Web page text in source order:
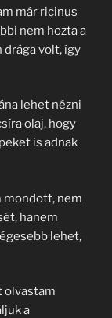
már ricinus
nem hozta a
drága volt, így
lehet nézni
olaj, hogy
is adnak
mondott, nem
hanem
lehet,
olvastam
a